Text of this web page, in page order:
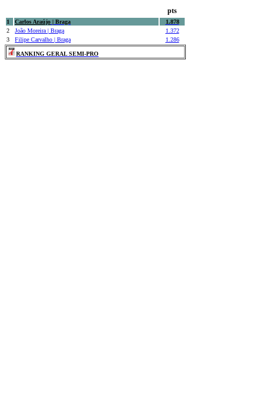
pts
1 Carlos Araújo | Braga
1.878
2
João Moreira | Braga
1.372
3
Filipe Carvalho | Braga 1.286
RANKING GERAL SEMI-PRO